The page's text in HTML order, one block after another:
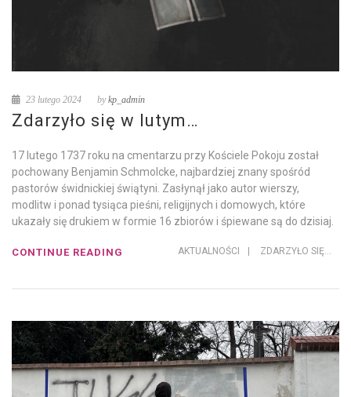
23 lutego 2024 bykp_admin
Zdarzyło się w lutym…
17 lutego 1737 roku na cmentarzu przy Kościele Pokoju został
pochowany Benjamin Schmolcke, najbardziej znany spośród
pastorów świdnickiej świątyni. Zasłynął jako autor wierszy,
modlitw i ponad tysiąca pieśni, religijnych i domowych, które
ukazały się drukiem w formie 16 zbiorów i śpiewane są do dzisiaj.
AKTUALNOŚCI ZDARZYŁO SIĘ...
CONTINUE READING